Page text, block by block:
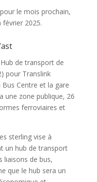
le mois prochain,
février 2025.
de transport de
pour Translink
Centre et la gare
une zone publique, 26
ferroviaires et
sterling vise à
un hub de transport
liaisons de bus,
que le hub sera un